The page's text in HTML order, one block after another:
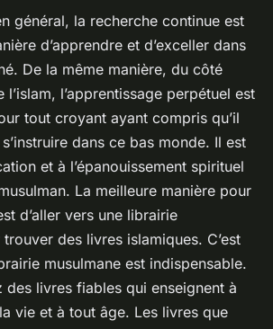
général, la recherche continue est
d’apprendre et d’exceller dans
De la même manière, du côté
l’apprentissage perpétuel est
tout croyant ayant compris qu’il
dans ce bas monde. Il est
et à l’épanouissement spirituel
La meilleure manière pour
d’aller vers une librairie
des livres islamiques. C’est
musulmane est indispensable.
des livres fiables qui enseignent à
vie et à tout âge. Les livres que